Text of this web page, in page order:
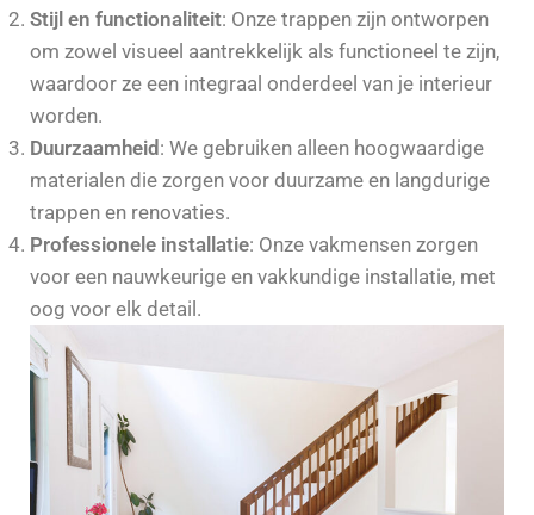
Stijl en functionaliteit: Onze trappen zijn ontworpen
om zowel visueel aantrekkelijk als functioneel te zijn,
waardoor ze een integraal onderdeel van je interieur
worden.
Duurzaamheid : We gebruiken alleen hoogwaardige
materialen die zorgen voor duurzame en langdurige
trappen en renovaties.
Professionele installatie: Onze vakmensen zorgen
voor een nauwkeurige en vakkundige installatie, met
oog voor elk detail.